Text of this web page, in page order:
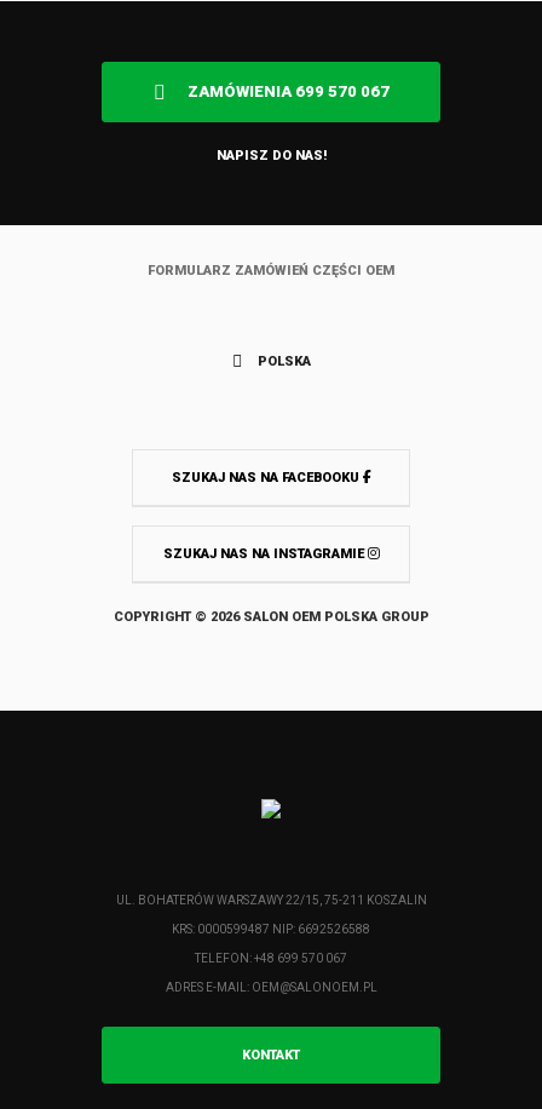
ZAMÓWIENIA 699 570 067
NAPISZ DO NAS!
FORMULARZ ZAMÓWIEŃ CZĘŚCI OEM
POLSKA
SZUKAJ NAS NA FACEBOOKU
SZUKAJ NAS NA INSTAGRAMIE
COPYRIGHT © 2026 SALON OEM POLSKA GROUP
UL. BOHATERÓW WARSZAWY 22/15, 75-211 KOSZALIN
KRS: 0000599487 NIP: 6692526588
TELEFON: +48 699 570 067
ADRES E-MAIL: OEM@SALONOEM.PL
KONTAKT